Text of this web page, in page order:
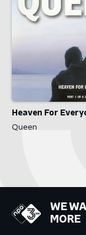
Heaven For
Queen
WE
MORE